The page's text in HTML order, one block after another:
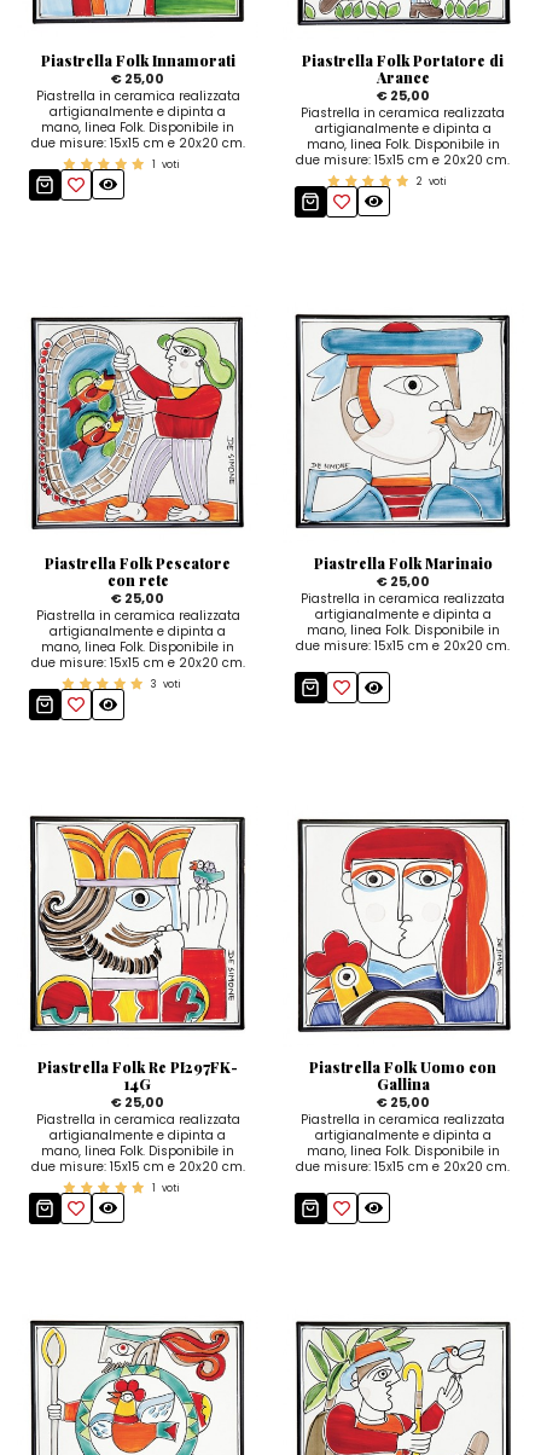
Piastrella Folk Innamorati
€ 25,00
Piastrella in ceramica realizzata
artigianalmente e dipinta a
mano, linea Folk. Disponibile in
due misure: 15x15 cm e 20x20 cm.
1 voti
Piastrella Folk Portatore di
Arance
€ 25,00
Piastrella in ceramica realizzata
artigianalmente e dipinta a
mano, linea Folk. Disponibile in
due misure: 15x15 cm e 20x20 cm.
2 voti
Piastrella Folk Pescatore
con rete
€ 25,00
Piastrella in ceramica realizzata
artigianalmente e dipinta a
mano, linea Folk. Disponibile in
due misure: 15x15 cm e 20x20 cm.
3 voti
Piastrella Folk Marinaio
€ 25,00
Piastrella in ceramica realizzata
artigianalmente e dipinta a
mano, linea Folk. Disponibile in
due misure: 15x15 cm e 20x20 cm.
Piastrella Folk Re PI297FK-
14G
€ 25,00
Piastrella in ceramica realizzata
artigianalmente e dipinta a
mano, linea Folk. Disponibile in
due misure: 15x15 cm e 20x20 cm.
1 voti
Piastrella Folk Uomo con
Gallina
€ 25,00
Piastrella in ceramica realizzata
artigianalmente e dipinta a
mano, linea Folk. Disponibile in
due misure: 15x15 cm e 20x20 cm.